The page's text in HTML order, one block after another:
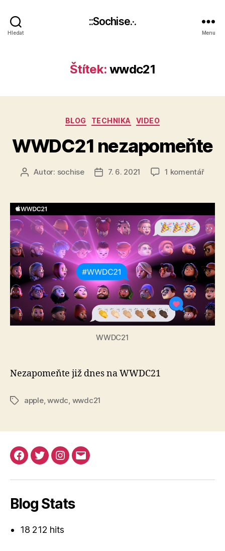
Hledat
::Sochise.·.
Menu
Štítek: wwdc21
Rubriky
BLOG TECHNIKA VIDEO
WWDC21 nezapomeňte
AutorAutor: sochise
Datum
7. 6. 2021 1 komentářu
WWDC21
Nezapomeňte již dnes na WWDC21
Štítkyapple,wwdc, wwdc21
Facebook
TwitterInstagram
Email
Blog Stats
18 212 hits